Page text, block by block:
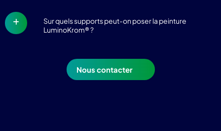
Sur quels supports peut-on poser la peinture
LuminoKrom® ?
Nous contacter